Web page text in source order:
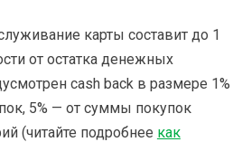
карты составит до 1
от остатка денежных
cash back в размере 1%
5% — от суммы покупок
(читайте подробнее как